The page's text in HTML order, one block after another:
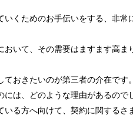
くためのお手伝いをする、非常
いて、その需要はますます高ま
おきたいのが第三者の介在です。
は、どのような理由があるので
る方へ向けて、契約に関するさ